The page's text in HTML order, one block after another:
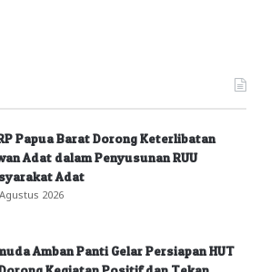
Papua Barat Dorong Keterlibatan
Adat dalam Penyusunan RUU
Adat
2026
Amban Panti Gelar Persiapan HUT